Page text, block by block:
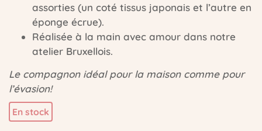
assorties (un coté tissus japonais et l’autre en
éponge écrue).
Réalisée à la main avec amour dans notre
atelier Bruxellois.
Le compagnon idéal pour la maison comme pour
l’évasion!
En stock